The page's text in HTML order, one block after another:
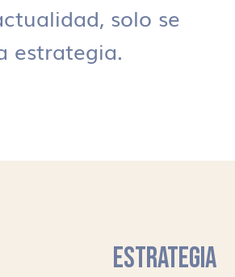
solo se
estrategia.
ESTRATEGIA